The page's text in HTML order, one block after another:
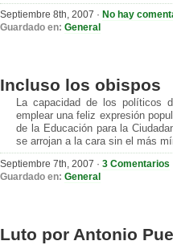
Septiembre 8th, 2007 · No hay
Guardado en: General
Incluso los obispos
La capacidad de los políticos
emplear una feliz expresión
de la Educación para la
se arrojan a la cara sin el más
Septiembre 7th, 2007 · 3 Comentarios
Guardado en: General
Luto por Antonio